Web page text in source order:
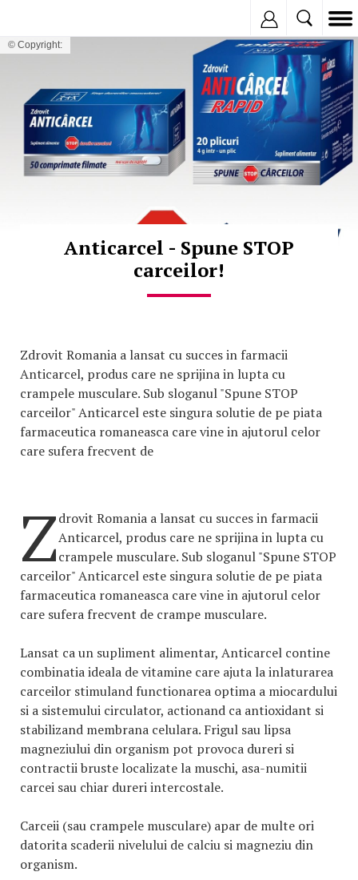
© Copyright:
Anticarcel - Spune STOP
carceilor!
Zdrovit Romania a lansat cu succes in farmacii
Anticarcel, produs care ne sprijina in lupta cu
crampele musculare. Sub sloganul "Spune STOP
carceilor" Anticarcel este singura solutie de pe piata
farmaceutica romaneasca care vine in ajutorul celor
care sufera frecvent de
Zdrovit Romania a lansat cu succes in farmacii
Anticarcel, produs care ne sprijina in lupta cu
crampele musculare. Sub sloganul "Spune STOP
carceilor" Anticarcel este singura solutie de pe piata
farmaceutica romaneasca care vine in ajutorul celor
care sufera frecvent de crampe musculare.
Lansat ca un supliment alimentar, Anticarcel contine
combinatia ideala de vitamine care ajuta la inlaturarea
carceilor stimuland functionarea optima a miocardului
si a sistemului circulator, actionand ca antioxidant si
stabilizand membrana celulara. Frigul sau lipsa
magneziului din organism pot provoca dureri si
contractii bruste localizate la muschi, asa-numitii
carcei sau chiar dureri intercostale.
Carceii (sau crampele musculare) apar de multe ori
datorita scaderii nivelului de calciu si magneziu din
organism.